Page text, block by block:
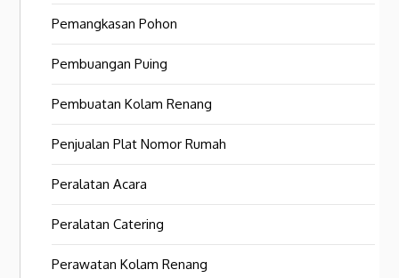
Pemangkasan Pohon
Pembuangan Puing
Pembuatan Kolam Renang
Penjualan Plat Nomor Rumah
Peralatan Acara
Peralatan Catering
Perawatan Kolam Renang